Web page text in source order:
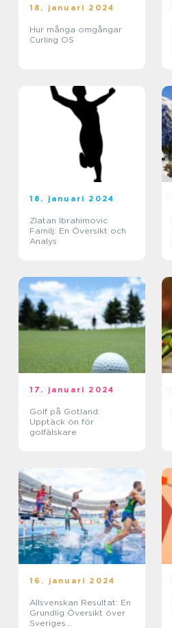
18. januari 2024
Hur många omgångar
Curling OS
18. januari 2024
Zlatan Ibrahimovic
Familj: En Översikt och
Analys
17. januari 2024
Golf på Gotland:
Upptäck ön för
golfälskare
16. januari 2024
Allsvenskan Resultat: En
Grundlig Översikt över
Sveriges